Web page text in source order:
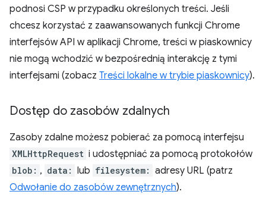
podnosi CSP w przypadku określonych treści. Jeśli
chcesz korzystać z zaawansowanych funkcji Chrome
interfejsów API w aplikacji Chrome, treści w piaskownicy
nie mogą wchodzić w bezpośrednią interakcję z tymi
interfejsami (zobacz Treści lokalne w trybie piaskownicy).
Dostęp do zasobów zdalnych
Zasoby zdalne możesz pobierać za pomocą interfejsu
XMLHttpRequest i udostępniać za pomocą protokołów
blob: , data: lub filesystem: adresy URL (patrz
Odwołanie do zasobów zewnętrznych).